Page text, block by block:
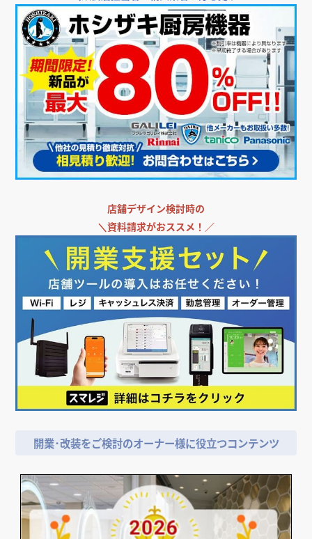
店舗デザイン検討時の
＼資料請求がおススメ！／
開業･改装をご検討のオーナー様に役立つコンテンツ